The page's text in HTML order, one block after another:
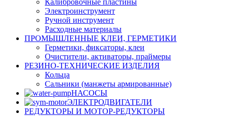
Калибровочные пластины
Электроинструмент
Ручной инструмент
Расходные материалы
ПРОМЫШЛЕННЫЕ КЛЕИ, ГЕРМЕТИКИ
Герметики, фиксаторы, клеи
Очистители, активаторы, праймеры
РЕЗИНО-ТЕХНИЧЕСКИЕ ИЗДЕЛИЯ
Кольца
Сальники (манжеты армированные)
НАСОСЫ
ЭЛЕКТРОДВИГАТЕЛИ
РЕДУКТОРЫ И МОТОР-РЕДУКТОРЫ